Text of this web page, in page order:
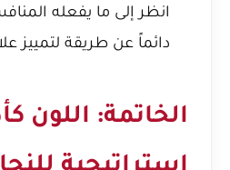
انظر إلى ما يفعله
دائماً عن طريقة لتمييز
الخاتمة: اللون